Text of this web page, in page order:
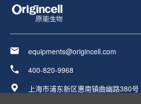
equipments@origincell.com
400-820-9968
上海市浦东新区惠南镇曲幽路380号